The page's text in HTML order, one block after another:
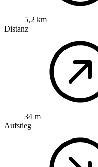
5,2 km
Distanz
34 m
Aufstieg